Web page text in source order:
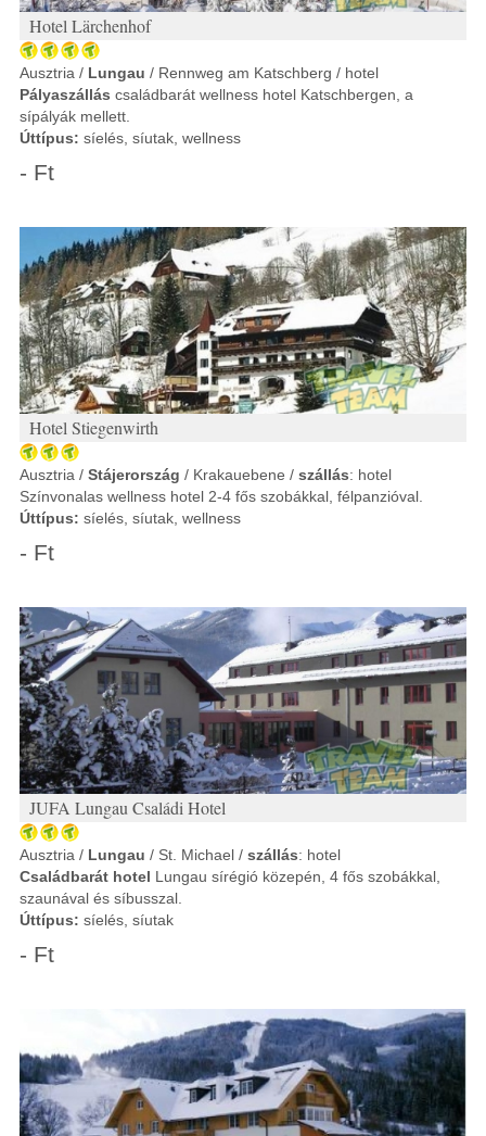
Hotel Lärchenhof
Ausztria / Lungau / Rennweg am Katschberg / hotel
Pályaszállás családbarát wellness hotel Katschbergen, a
sípályák mellett.
Úttípus: síelés, síutak, wellness
- Ft
Hotel Stiegenwirth
Ausztria / Stájerország / Krakauebene / szállás: hotel
Színvonalas wellness hotel 2-4 fős szobákkal, félpanzióval.
Úttípus: síelés, síutak, wellness
- Ft
JUFA Lungau Családi Hotel
Ausztria / Lungau / St. Michael / szállás: hotel
Családbarát hotel Lungau sírégió közepén, 4 fős szobákkal,
szaunával és síbusszal.
Úttípus: síelés, síutak
- Ft